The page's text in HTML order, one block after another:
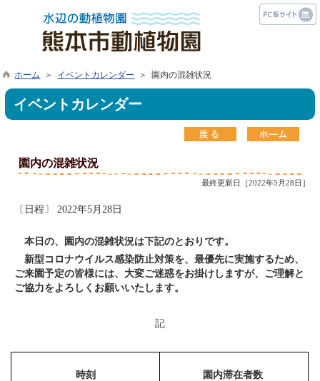
ホーム ＞ イベントカレンダー ＞ 園内の混雑状況
イベントカレンダー
園内の混雑状況
最終更新日［2022年5月28日］
〔日程〕 2022年5月28日
本日の、園内の混雑状況は下記のとおりです。
新型コロナウイルス感染防止対策を、最優先に実施するため、
ご来園予定の皆様には、大変ご迷惑をお掛けしますが、ご理解と
ご協力をよろしくお願いいたします。
記
時刻 園内滞在者数